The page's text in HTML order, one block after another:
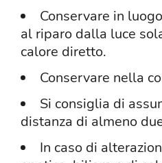
Conservare in
al riparo dalla luce
calore diretto.
Conservare nella
Si consiglia di
distanza di almeno
In caso di